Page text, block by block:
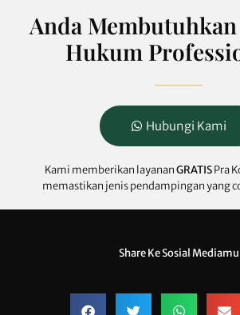
Anda
Hukum
Hubungi Kami
Kami memberikan layananGRATISPra
memastikan jenis pendampingan yang
Share Ke Sosial Mediamu